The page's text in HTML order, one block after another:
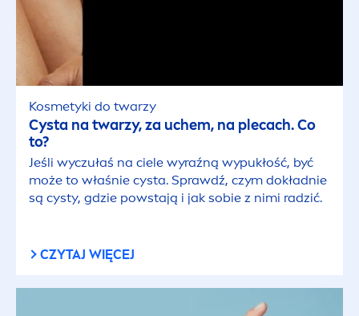
Kosmetyki do twarzy
Cysta na twarzy, za uchem, na plecach. Co
to?
Jeśli wyczułaś na ciele wyraźną wypukłość, być
może to właśnie cysta. Sprawdź, czym dokładnie
są cysty, gdzie powstają i jak sobie z nimi radzić.
CZYTAJ WIĘCEJ